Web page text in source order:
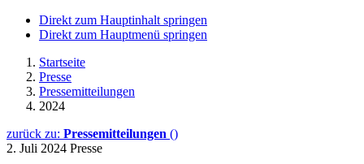
Direkt zum Hauptinhalt springen
Direkt zum Hauptmenü springen
Startseite
Presse
Pressemitteilungen
2024
zurück zu: Pressemitteilungen ()
2. Juli 2024 Presse